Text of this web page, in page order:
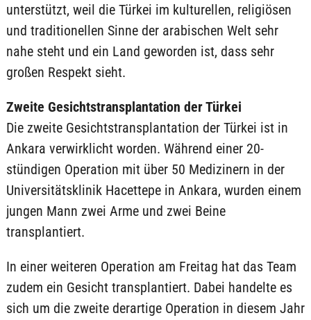
unterstützt, weil die Türkei im kulturellen, religiösen
und traditionellen Sinne der arabischen Welt sehr
nahe steht und ein Land geworden ist, dass sehr
großen Respekt sieht.
Zweite Gesichtstransplantation der Türkei
Die zweite Gesichtstransplantation der Türkei ist in
Ankara verwirklicht worden. Während einer 20-
stündigen Operation mit über 50 Medizinern in der
Universitätsklinik Hacettepe in Ankara, wurden einem
jungen Mann zwei Arme und zwei Beine
transplantiert.
In einer weiteren Operation am Freitag hat das Team
zudem ein Gesicht transplantiert. Dabei handelte es
sich um die zweite derartige Operation in diesem Jahr